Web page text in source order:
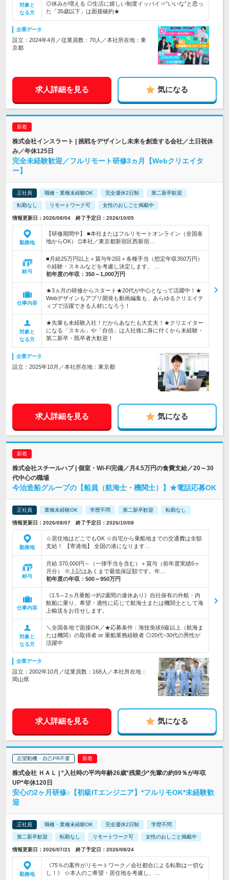
対象と
なる方
◎休みが増える ◎生活に嬉しい制度イッパイ⇒”いいな”と思っ
た「35歳以下」は面接確約★
企業データ
設立：2024年4月／従業員数：70人／本社所在地：東
京都
求人詳細を見る 気になる
株式会社インスラート | 挑戦をデザインし未来を創造する会社／土日祝休
み／年休125日
完全未経験歓迎／フルリモート研修3ヵ月【Webクリエイタ
ー】
正社員 職種・業種未経験OK 完全週休2日制 第二新卒歓迎
転勤なし リモートワーク可 女性のおしごと掲載中
情報更新日：2026/08/04 終了予定日：2026/10/05
勤務地
【研修期間中】 ■本社またはフルリモートオンライン（全国各
地からOK） □本社／東京都新宿区西新宿…
給与
■月給25万円以上＋賞与年2回＋各種手当（想定年収350万円）
※経験・スキルなどを考慮し決定します。 …
初年度の年収： 350～1,000万円
仕事内容
★3ヵ月の研修からスタート★20代が中心となって活躍中！★
Webデザインもアプリ開発も動画編集も、あらゆるクリエイテ
ィブで活躍できる人材になろう！
対象と
なる方
★先輩も未経験入社！だからあなたも大丈夫！★クリエイター
になる「スキル」や「自信」は入社後に身に付くから未経験・
第二新卒・既卒者大歓迎！
企業データ
設立：2025年10月／本社所在地：東京都
求人詳細を見る 気になる
株式会社スチールハブ | 個室・Wi-Fi完備／月4.5万円の食費支給／20～30
代中心の職場
今治造船グループの【船員（航海士・機関士）】★電話応募OK
正社員 業種未経験OK 学歴不問 第二新卒歓迎 転勤なし
情報更新日：2026/08/07 終了予定日：2026/10/08
勤務地
☆居住地はどこでもOK ☆自宅から乗船地までの交通費は全額
支給！ 【寄港地】 全国の港になります…
給与
月給 370,000円～（一律手当を含む）＋賞与（前年度実績6ヶ
月分） ※上記はあくまで最低保証額です。年…
初年度の年収： 500～950万円
仕事内容
《1.5～2ヵ月乗船⇒約2週間の連休あり》自社保有の外航・内
航船に乗り、希望・適性に応じて航海士または機関士として海
上輸送をお任せします。
対象と
なる方
＼全国各地で面接OK／★応募条件：海技免状6級以上（航海ま
たは機関）の取得者 or 乗船業務経験者 ◎20代~30代の男性が
活躍中
企業データ
設立：2002年10月／従業員数：168人／本社所在地：
岡山県
求人詳細を見る 気になる
志望動機・自己PR不要
株式会社 ＨＡＬ | *入社時の平均年齢26歳*残業少*先輩の約99％が年収
UP*年休120日
安心の2ヶ月研修♪【初級ITエンジニア】*フルリモOK*未経験歓
迎
正社員 職種・業種未経験OK 完全週休2日制 学歴不問
第二新卒歓迎 転勤なし リモートワーク可 女性のおしごと掲載中
情報更新日：2026/07/21 終了予定日：2026/08/24
勤務地
《75％の案件がリモートワーク／会社都合による転勤は一切な
し！》 ☆本人のご希望・居住地を考慮し、…